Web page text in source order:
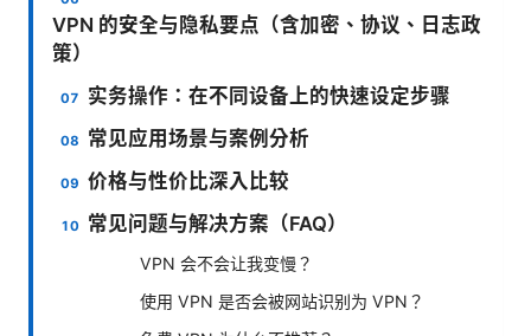
VPN 的安全与隐私要点（含加密、协议、日志政
策）
实务操作：在不同设备上的快速设定步骤
常见应用场景与案例分析
价格与性价比深入比较
常见问题与解决方案（FAQ）
VPN 会不会让我变慢？
使用 VPN 是否会被网站识别为 VPN？